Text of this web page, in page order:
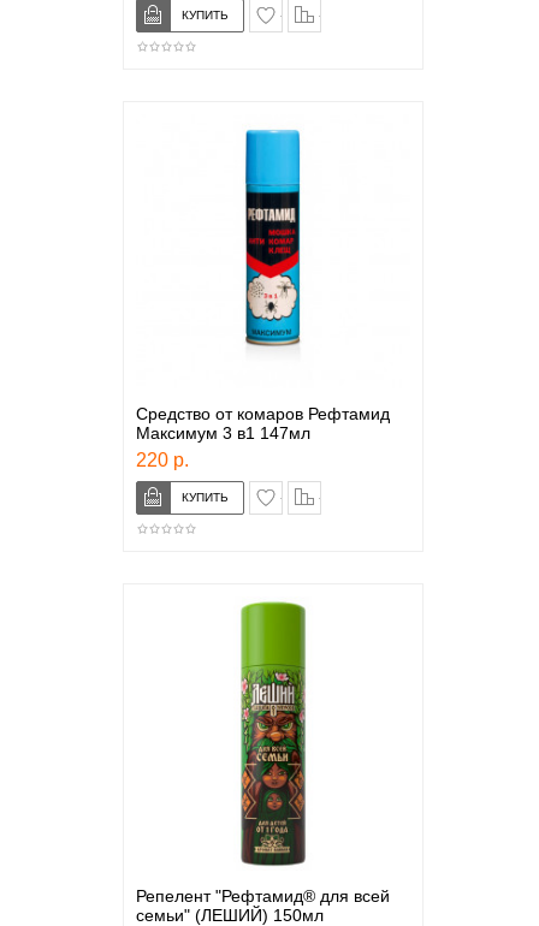
в закладки
Средство от комаров Рефтамид
Максимум 3 в1 147мл
220 р.
в закладки
Репелент "Рефтамид® для всей
семьи" (ЛЕШИЙ) 150мл